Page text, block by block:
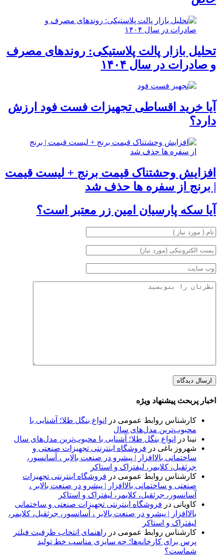
تحلیل بازار پالت پلاستیکی: روندهای مصرف
و صادرات در سال ۱۴۰۴
آیا خرید اقساطی تجهیزات فست فود ارزش
دارد؟
افزایش وحشتناک قیمت برنج + لیست قیمت
| برنج از سفره ها حذف شد
آیا سکه پارسیان امین زر معتبر است؟
اخبار پربحث پیشنهاد ویژه
کارشناس روابط عمومی در
انواع بنگل طلا؛ آشنایی با
محبوب‌ترین مدل‌های سال
نینا در
انواع بنگل طلا؛ آشنایی با محبوب‌ترین مدل‌های سال
شهروز باغی در فروشگاه اینترنتی تجهیزات صنعتی و
ساختمانی بالاافزار | پیشرو در صنعت بالابر ، آسانسور،
جرثقیل، کلایمر، لیفتراک و استاکر
کارشناس روابط عمومی در فروشگاه اینترنتی تجهیزات
صنعتی و ساختمانی بالاافزار | پیشرو در صنعت بالابر ،
آسانسور، جرثقیل، کلایمر، لیفتراک و استاکر
کاویانی در فروشگاه اینترنتی تجهیزات صنعتی و ساختمانی
بالاافزار | پیشرو در صنعت بالابر ، آسانسور، جرثقیل، کلایمر،
لیفتراک و استاکر
کارشناس روابط عمومی در راهنمای انتخاب ظرفیت فیلتر
پرس برای کارخانه‌ها؛ چه سایزی مناسب خط تولید
شماست؟